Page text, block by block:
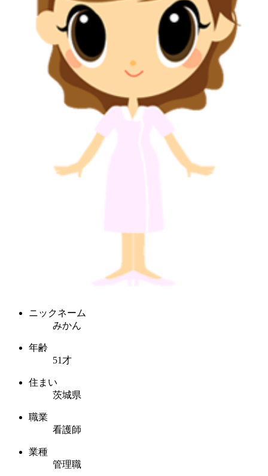
ニックネーム
みかん
年齢
51才
住まい
茨城県
職業
看護師
業種
管理職